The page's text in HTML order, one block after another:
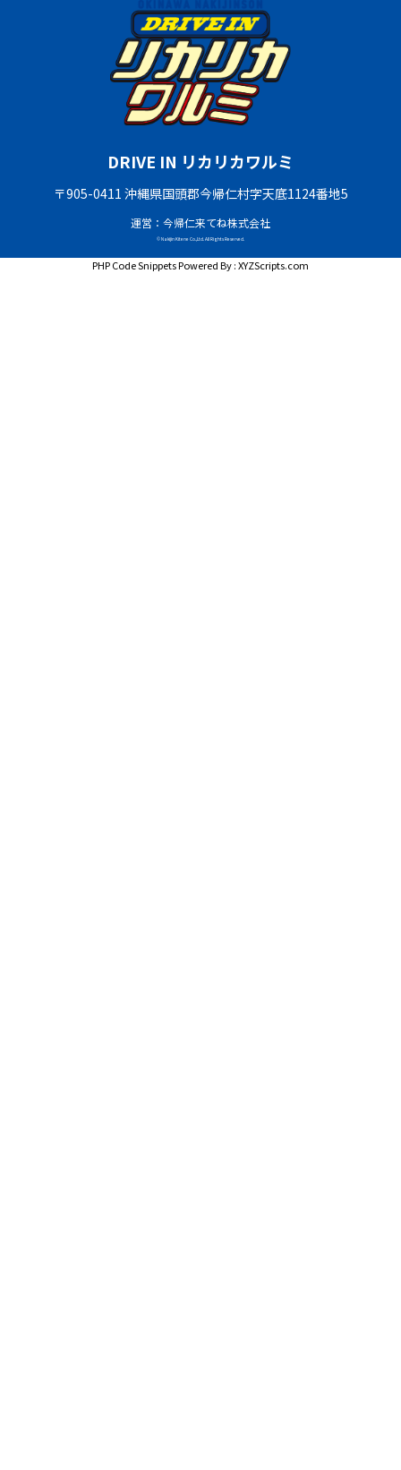
DRIVE IN リカリカワルミ
〒905-0411 沖縄県国頭郡今帰仁村字天底1124番地5
運営：今帰仁来てね株式会社
© Nakijin Kitene Co.,Ltd. All Rights Reserved.
PHP Code SnippetsPowered By :XYZScripts.com